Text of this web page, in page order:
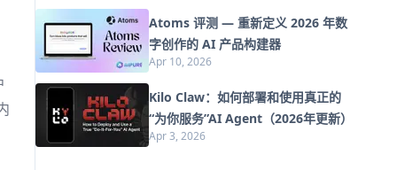
Atoms 评测 — 重新定义 2026 年数
字创作的 AI 产品构建器
Apr 10, 2026
Kilo Claw：如何部署和使用真正的
“为你服务”AI Agent（2026年更新）
Apr 3, 2026